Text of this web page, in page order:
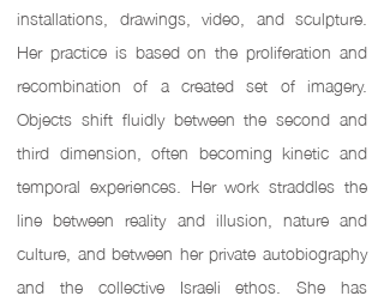
installations, drawings, video, and sculpture.
Her practice is based on the proliferation and
recombination of a created set of imagery.
Objects shift fluidly between the second and
third dimension, often becoming kinetic and
temporal experiences. Her work straddles the
line between reality and illusion, nature and
culture, and between her private autobiography
and the collective Israeli ethos. She has